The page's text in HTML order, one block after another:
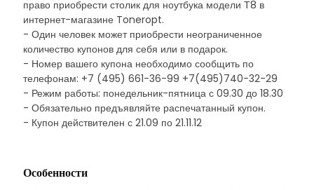
право приобрести столик для ноутбука модели Т8 в
интернет-магазине Toneropt.
- Один человек может приобрести неограниченное
количество купонов для себя или в подарок.
- Номер вашего купона необходимо сообщить по
телефонам: +7 (495) 661-36-99 +7(495)740-32-29
- Режим работы: понедельник-пятница с 09.30 до 18.30
- Обязательно предъявляйте распечатанный купон.
- Купон действителен с 21.09 по 21.11.12
Особенности